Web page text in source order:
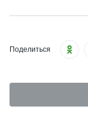
Поделиться